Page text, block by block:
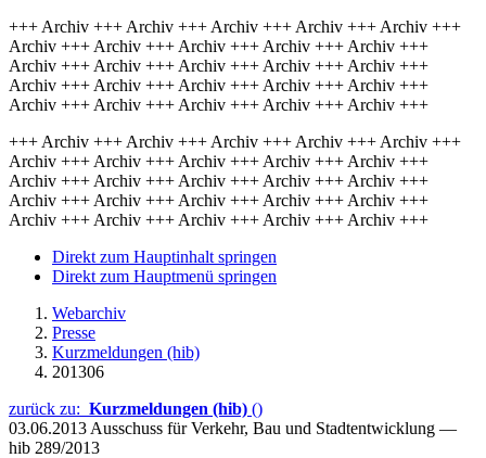
+++ Archiv +++ Archiv +++ Archiv +++ Archiv +++ Archiv +++
Archiv +++ Archiv +++ Archiv +++ Archiv +++ Archiv +++
Archiv +++ Archiv +++ Archiv +++ Archiv +++ Archiv +++
Archiv +++ Archiv +++ Archiv +++ Archiv +++ Archiv +++
Archiv +++ Archiv +++ Archiv +++ Archiv +++ Archiv +++
+++ Archiv +++ Archiv +++ Archiv +++ Archiv +++ Archiv +++
Archiv +++ Archiv +++ Archiv +++ Archiv +++ Archiv +++
Archiv +++ Archiv +++ Archiv +++ Archiv +++ Archiv +++
Archiv +++ Archiv +++ Archiv +++ Archiv +++ Archiv +++
Archiv +++ Archiv +++ Archiv +++ Archiv +++ Archiv +++
Direkt zum Hauptinhalt springen
Direkt zum Hauptmenü springen
Webarchiv
Presse
Kurzmeldungen (hib)
201306
zurück zu: Kurzmeldungen (hib) ()
03.06.2013 Ausschuss für Verkehr, Bau und Stadtentwicklung —
hib 289/2013